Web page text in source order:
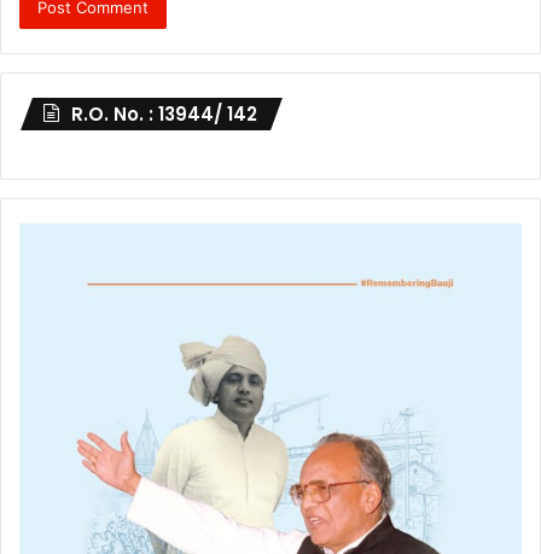
R.O. No. : 13944/ 142